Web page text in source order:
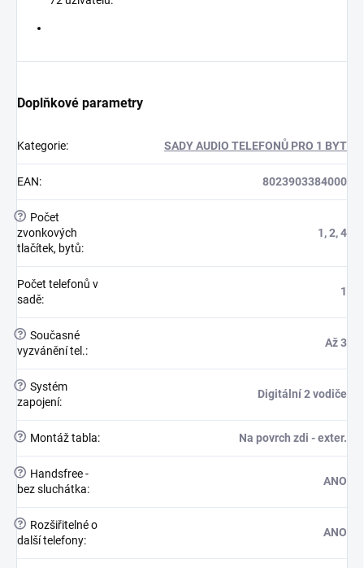
Doplňkové parametry
Kategorie: SADY AUDIO TELEFONŮ PRO 1 BYT
EAN: 8023903384000
?
Počet
zvonkových
tlačítek, bytů:
1, 2, 4
Počet telefonů v
sadě:
1
? Současné
vyzvánění tel.:
Až 3
? Systém
zapojení:
Digitální 2 vodiče
? Montáž tabla: Na povrch zdi - exter.
?
Handsfree -
bez sluchátka:
ANO
?
Rozšiřitelné o
další telefony:
ANO